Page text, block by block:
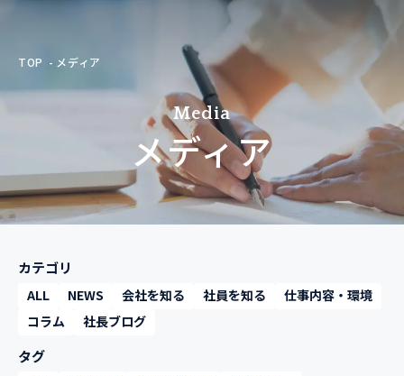
TOP メディア
Media
メディア
カテゴリ
ALL NEWS 会社を知る 社員を知る
仕事内容・環境
コラム
社長ブログ
タグ